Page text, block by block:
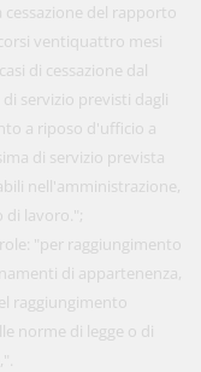
cessazione del rapporto
ventiquattro mesi
di cessazione dal
servizio previsti dagli
a riposo d'ufficio a
di servizio prevista
nell'amministrazione,
di lavoro.";
"per raggiungimento
di appartenenza,
raggiungimento
norme di legge o di